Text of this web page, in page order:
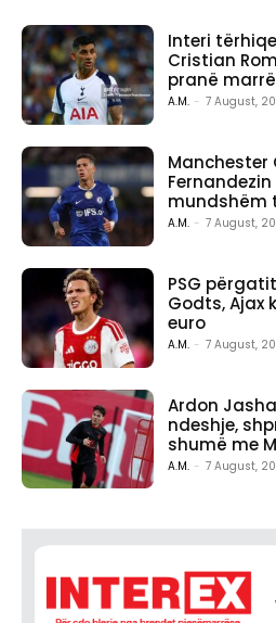
Interi
Cristian
pranë
A.M. - 7 August,
Manchester
mundshëm
A.M. - 7 August,
PSG
Godts, Ajax
euro
A.M. - 7 August,
Ardon
ndeshje,
shumë me
A.M. - 7 August,